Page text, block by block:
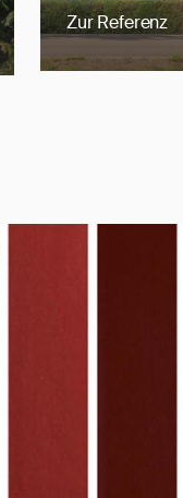
Zur Referenz